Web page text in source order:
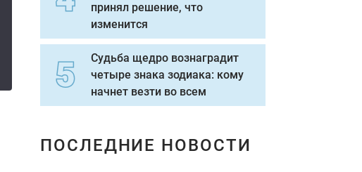
принял решение, что
изменится
Судьба щедро вознаградит
четыре знака зодиака: кому
начнет везти во всем
ПОСЛЕДНИЕ НОВОСТИ